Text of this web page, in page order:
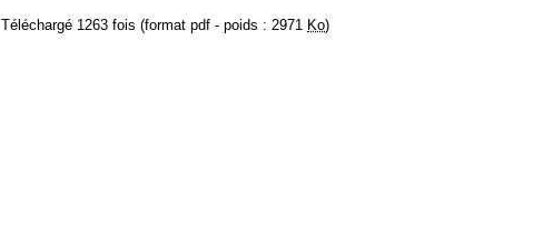
Téléchargé 1263 fois (format pdf - poids : 2971 Ko)